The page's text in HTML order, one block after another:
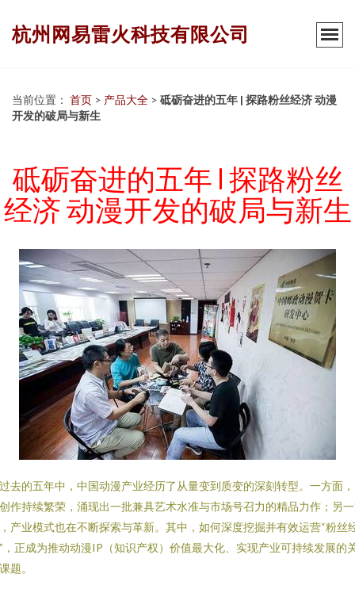
杭州网易雷火科技有限公司
当前位置： 首页 > 产品大全 > 砥砺奋进的五年 | 探路粉丝经济 动漫
开发的破局与新生
砥砺奋进的五年 | 探路粉丝
经济 动漫开发的破局与新生
去的五年中，中国动漫产业经历了从量变到质变的深刻转型。一方面
作持续繁荣，涌现出一批兼具艺术水准与市场号召力的精品力作；另
产业模式也在不断探索与革新。其中，如何深度挖掘并有效运营“粉丝
，正成为推动动漫IP（知识产权）价值最大化、实现产业可持续发展的
题。